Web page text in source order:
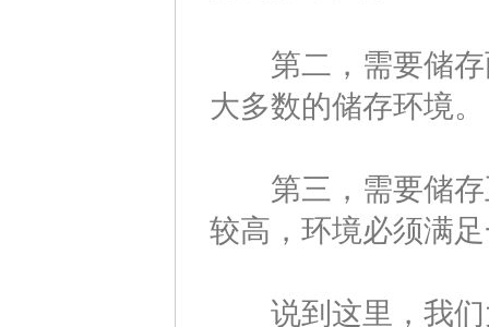
第二，需要储存
大多数的储存环境。
第三，需要储存
较高，环境必须满
说到这里，我们